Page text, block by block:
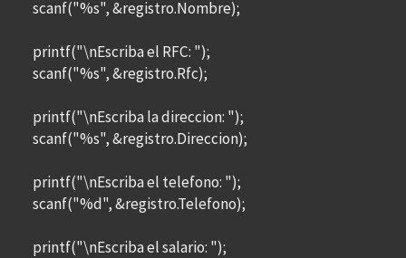
scanf("%s", &registro.Nombre);
printf("\nEscriba el RFC: ");
scanf("%s", &registro.Rfc);
printf("\nEscriba la direccion: ");
scanf("%s", &registro.Direccion);
printf("\nEscriba el telefono: ");
scanf("%d", &registro.Telefono);
printf("\nEscriba el salario: ");